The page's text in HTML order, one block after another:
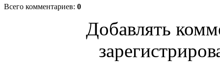
Всего комментариев: 0
Добавлять